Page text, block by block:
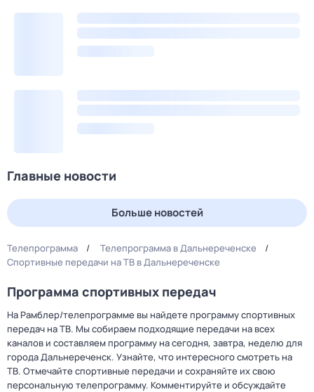
Главные новости
Больше новостей
Телепрограмма
Телепрограмма в Дальнереченске
Спортивные передачи на ТВ в Дальнереченске
Программа спортивных передач
На Рамблер/телепрограмме вы найдете программу спортивных
передач на ТВ. Мы собираем подходящие передачи на всех
каналов и составляем программу на сегодня, завтра, неделю для
города Дальнереченск. Узнайте, что интересного смотреть на
ТВ. Отмечайте спортивные передачи и сохраняйте их свою
персональную телепрограмму. Комментируйте и обсуждайте